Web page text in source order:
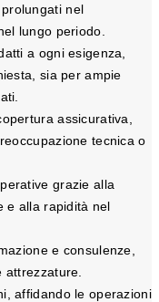
nel
lungo periodo.
a ogni esigenza,
sia per ampie
assicurativa,
tecnica o
grazie alla
e alla rapidità nel
e consulenze,
affidando le operazioni